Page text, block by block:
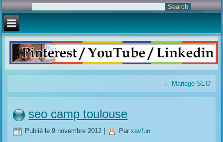
← Mariage SEO
seo camp toulouse
Publié le 9 novembre 2012 Par xavfun